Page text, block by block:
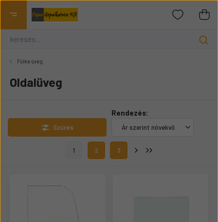
Fülke üveg
Oldalüveg
Szűrés
1 2 3
Rendezés: